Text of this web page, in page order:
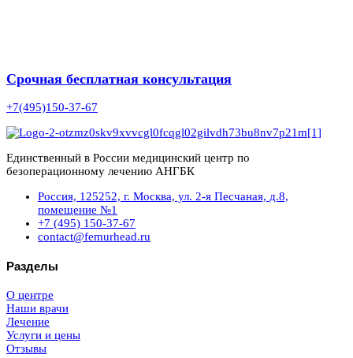
Срочная бесплатная консультация
+7(495)150-37-67
Единственный в России медицинский центр по
безоперационному лечению АНГБК
Россия, 125252, г. Москва, ул. 2-я Песчаная, д.8,
помещение №1
+7 (495) 150-37-67
contact@femurhead.ru
Разделы
О центре
Наши врачи
Лечение
Услуги и цены
Отзывы